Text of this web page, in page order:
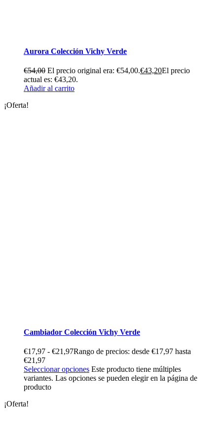
Aurora Colección Vichy Verde
€54,00 El precio original era: €54,00.€43,20El precio
actual es: €43,20.
Añadir al carrito
¡Oferta!
Cambiador Colección Vichy Verde
€17,97 - €21,97Rango de precios: desde €17,97 hasta
€21,97
Seleccionar opciones Este producto tiene múltiples
variantes. Las opciones se pueden elegir en la página de
producto
¡Oferta!